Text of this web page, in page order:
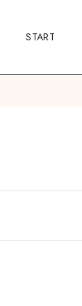
START